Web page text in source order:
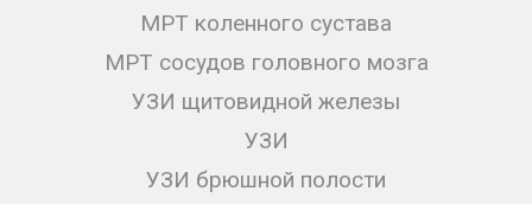
МРТ коленного сустава
МРТ сосудов головного мозга
УЗИ щитовидной железы
УЗИ
УЗИ брюшной полости